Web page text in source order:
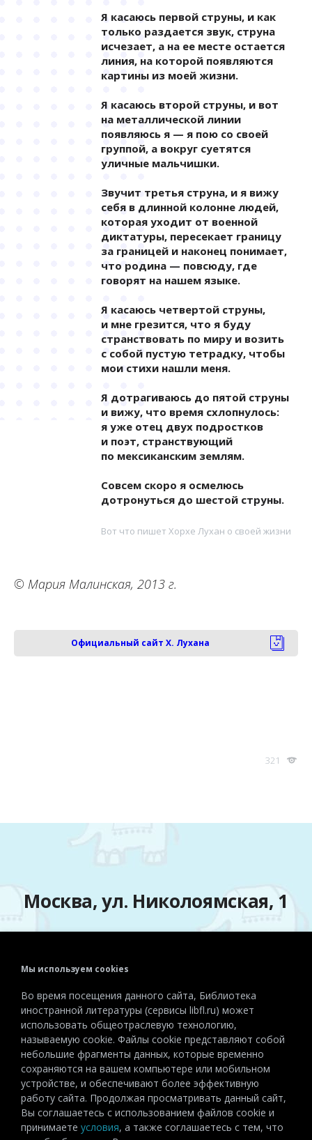
Я касаюсь первой струны, и как
только раздается звук, струна
исчезает, а на ее месте остается
линия, на которой появляются
картины из моей жизни.
Я касаюсь второй струны, и вот
на металлической линии
появляюсь я — я пою со своей
группой, а вокруг суетятся
уличные мальчишки.
Звучит третья струна, и я вижу
себя в длинной колонне людей,
которая уходит от военной
диктатуры, пересекает границу
за границей и наконец понимает,
что родина — повсюду, где
говорят на нашем языке.
Я касаюсь четвертой струны,
и мне грезится, что я буду
странствовать по миру и возить
с собой пустую тетрадку, чтобы
мои стихи нашли меня.
Я дотрагиваюсь до пятой струны
и вижу, что время схлопнулось:
я уже отец двух подростков
и поэт, странствующий
по мексиканским землям.
Совсем скоро я осмелюсь
дотронуться до шестой струны.
Вот что пишет Хорхе Лухан о своей жизни
© Мария Малинская, 2013 г.
Официальный сайт Х. Лухана
321
Москва, ул. Николоямская, 1
+7 (495) 915-72-81
Эл. почта:detiinostranki@libfl.ru
Мы используем cookies
Во время посещения данного сайта, Библиотека
иностранной литературы (сервисы libfl.ru) может
использовать общеотраслевую технологию,
называемую cookie. Файлы cookie представляют собой
небольшие фрагменты данных, которые временно
сохраняются на вашем компьютере или мобильном
устройстве, и обеспечивают более эффективную
работу сайта. Продолжая просматривать данный сайт,
Вы соглашаетесь с использованием файлов cookie и
принимаете условия, а также соглашаетесь с тем, что